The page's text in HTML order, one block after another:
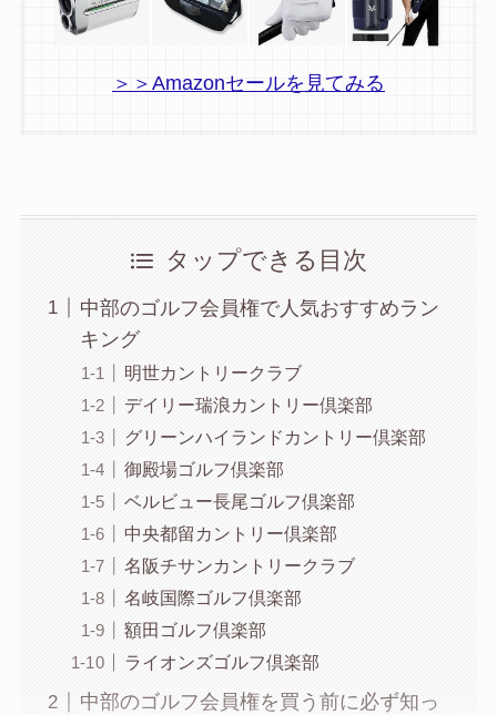
＞＞Amazonセールを見てみる
タップできる目次
中部のゴルフ会員権で人気おすすめラン
キング
明世カントリークラブ
デイリー瑞浪カントリー倶楽部
グリーンハイランドカントリー倶楽部
御殿場ゴルフ倶楽部
ベルビュー長尾ゴルフ倶楽部
中央都留カントリー倶楽部
名阪チサンカントリークラブ
名岐国際ゴルフ倶楽部
額田ゴルフ倶楽部
ライオンズゴルフ倶楽部
中部のゴルフ会員権を買う前に必ず知っ